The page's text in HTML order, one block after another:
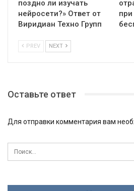
поздно ли изучать
нейросети?» Ответ от
Виридиан Техно Групп
PREV NEXT
Оставьте ответ
Для отправки комментария вам